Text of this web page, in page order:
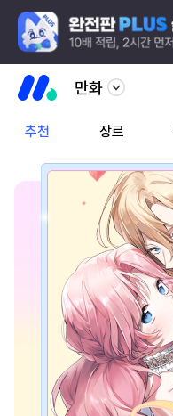
만화
추천 장르